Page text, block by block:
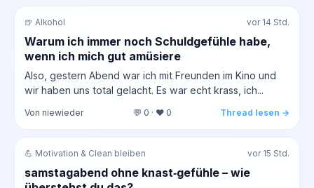
🍺 Alkohol vor 14 Std.
Warum ich immer noch Schuldgefühle habe,
wenn ich mich gut amüsiere
Also, gestern Abend war ich mit Freunden im Kino und
wir haben uns total gelacht. Es war echt krass, ich...
Von niewieder 💬 0 · ❤️ 0 Thread lesen →
💪 Motivation & Clean bleiben vor 15 Std.
samstagabend ohne knast‑gefühle – wie